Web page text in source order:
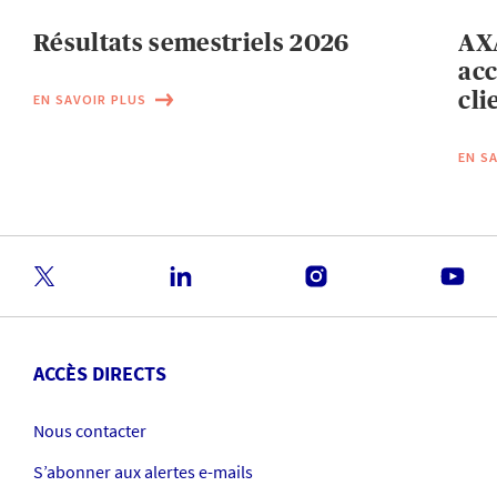
Résultats semestriels 2026
EN SAVOIR PLUS
EN
ACCÈS DIRECTS
Nous contacter
S’abonner aux alertes e-mails